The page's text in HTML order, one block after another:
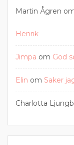
Martin Ågren
Henrik
Jimpa om God
Elin om Saker
Charlotta